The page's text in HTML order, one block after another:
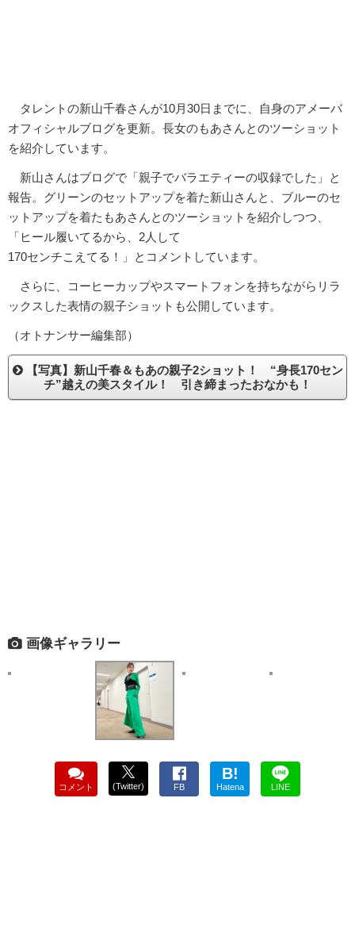
タレントの新山千春さんが10月30日までに、自身のアメーバ
オフィシャルブログを更新。長女のもあさんとのツーショット
を紹介しています。
新山さんはブログで「親子でバラエティーの収録でした」と
報告。グリーンのセットアップを着た新山さんと、ブルーのセ
ットアップを着たもあさんとのツーショットを紹介しつつ、
「ヒール履いてるから、2人して
170センチこえてる！」とコメントしています。
さらに、コーヒーカップやスマートフォンを持ちながらリラ
ックスした表情の親子ショットも公開しています。
（オトナンサー編集部）
【写真】新山千春＆もあの親子2ショット！ “身長170セン
チ”越えの美スタイル！ 引き締まったおなかも！
画像ギャラリー
コメント (Twitter) FB
B!
Hatena LINE